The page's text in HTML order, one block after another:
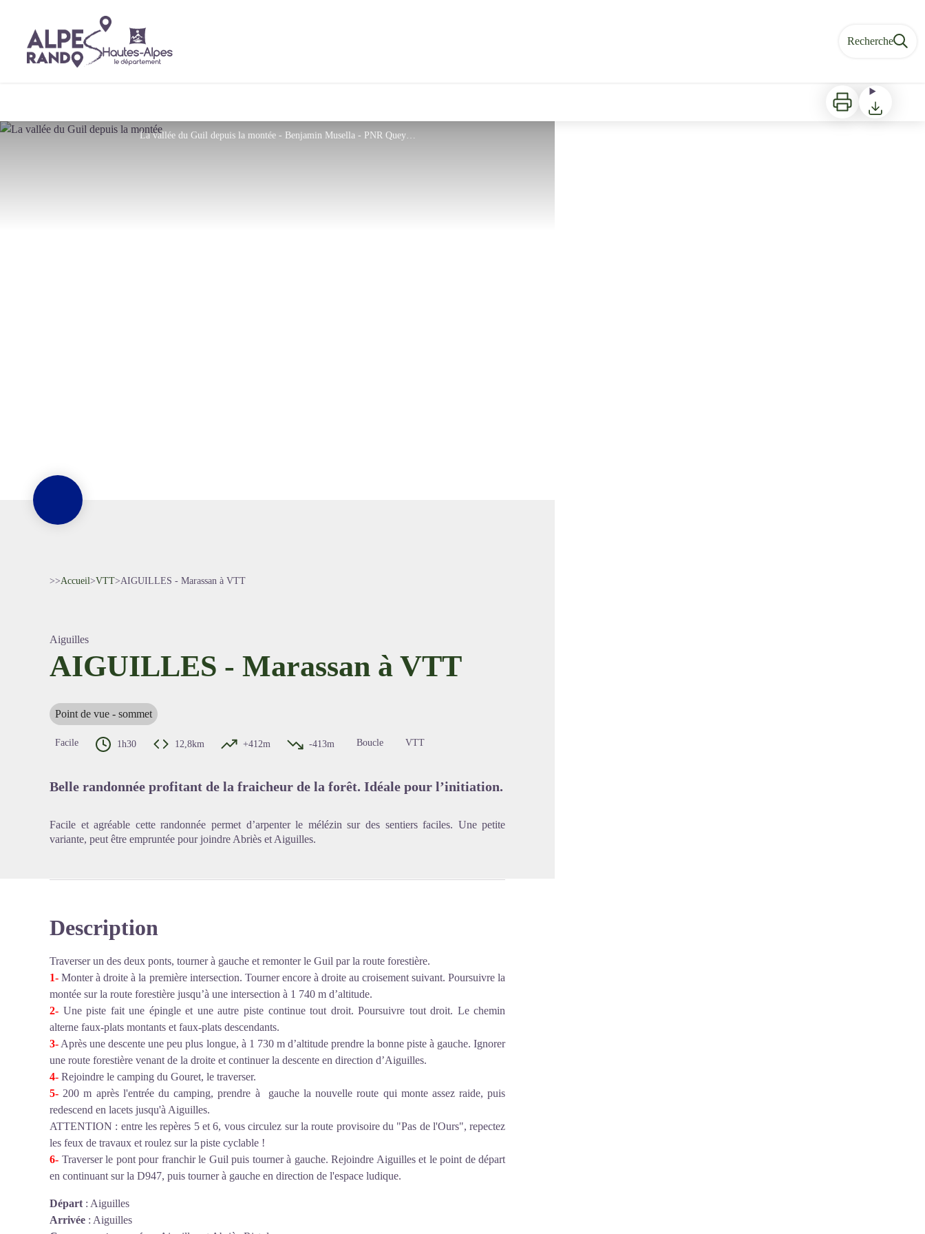
Recherche
Imprimer Télécharger
La vallée du Guil depuis la montée - Benjamin Musella - PNR Queyras
>>Accueil>VTT>AIGUILLES - Marassan à VTT
Aiguilles
AIGUILLES - Marassan à VTT
Point de vue - sommet
Facile 1h30 12,8km +412m -413m Boucle VTT
Belle randonnée profitant de la fraicheur de la forêt. Idéale pour l’initiation.
Facile et agréable cette randonnée permet d’arpenter le mélézin sur des sentiers faciles. Une petite
variante, peut être empruntée pour joindre Abriès et Aiguilles.
Description
Traverser un des deux ponts, tourner à gauche et remonter le Guil par la route forestière.
1-Monter à droite à la première intersection. Tourner encore à droite au croisement suivant. Poursuivre la
montée sur la route forestière jusqu’à une intersection à 1 740 m d’altitude.
2- Une piste fait une épingle et une autre piste continue tout droit. Poursuivre tout droit. Le chemin
alterne faux-plats montants et faux-plats descendants.
3- Après une descente une peu plus longue, à 1 730 m d’altitude prendre la bonne piste à gauche. Ignorer
une route forestière venant de la droite et continuer la descente en direction d’Aiguilles.
4- Rejoindre le camping du Gouret, le traverser.
5- 200 m après l'entrée du camping, prendre à gauche la nouvelle route qui monte assez raide, puis
redescend en lacets jusqu'à Aiguilles.
ATTENTION : entre les repères 5 et 6, vous circulez sur la route provisoire du "Pas de l'Ours", repectez
les feux de travaux et roulez sur la piste cyclable !
6- Traverser le pont pour franchir le Guil puis tourner à gauche. Rejoindre Aiguilles et le point de départ
en continuant sur la D947, puis tourner à gauche en direction de l'espace ludique.
Départ : Aiguilles
Arrivée : Aiguilles